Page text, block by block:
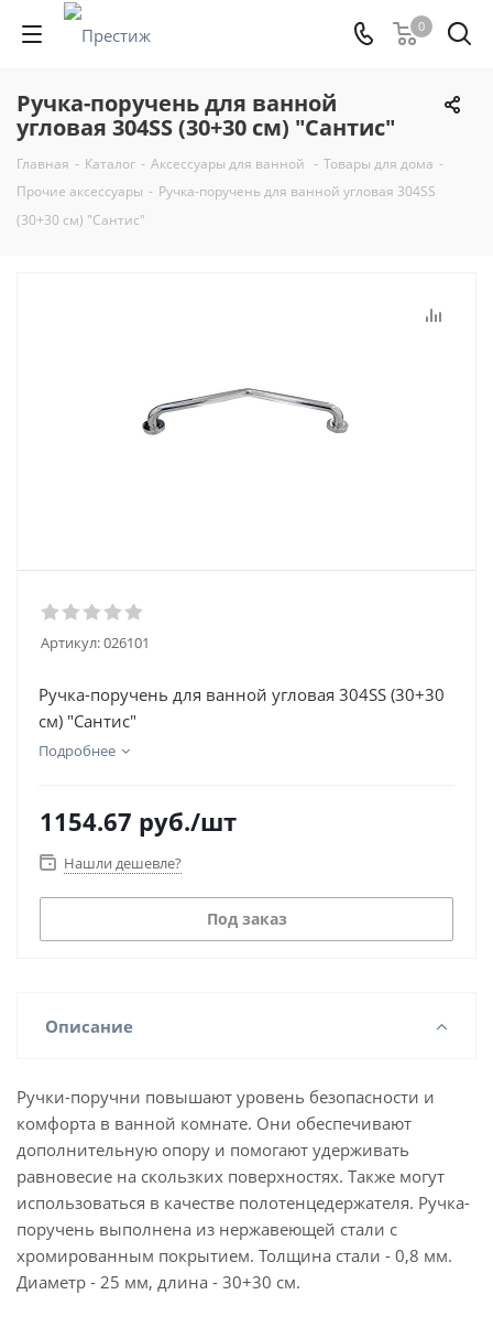
0
Ручка-поручень для ванной
угловая 304SS (30+30 см) "Сантис"
Главная - Каталог - Аксессуары для ванной - Товары для дома -
Прочие аксессуары - Ручка-поручень для ванной угловая 304SS
(30+30 см) "Сантис"
Артикул:026101
Ручка-поручень для ванной угловая 304SS (30+30
см) "Сантис"
Подробнее
1154.67 руб./шт
Нашли дешевле?
Под заказ
Описание
Ручки-поручни повышают уровень безопасности и
комфорта в ванной комнате. Они обеспечивают
дополнительную опору и помогают удерживать
равновесие на скользких поверхностях. Также могут
использоваться в качестве полотенцедержателя. Ручка-
поручень выполнена из нержавеющей стали с
хромированным покрытием. Толщина стали - 0,8 мм.
Диаметр - 25 мм, длина - 30+30 см.